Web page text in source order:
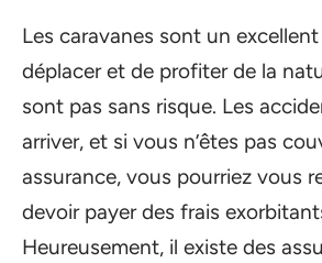
Les caravanes sont un
déplacer et de profiter de la
sont pas sans risque. Les
arriver, et si vous n’êtes pas
assurance, vous pourriez vous
devoir payer des frais
Heureusement, il existe des